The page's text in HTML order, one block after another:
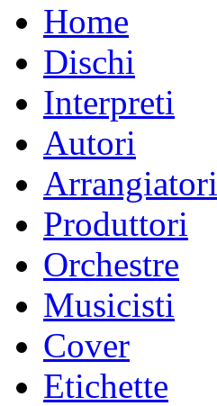
Home
Dischi
Interpreti
Autori
Arrangiatori
Produttori
Orchestre
Musicisti
Cover
Etichette